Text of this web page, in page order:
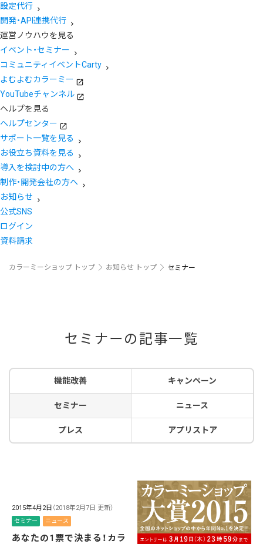
設定代行
開発・API連携代行
運営ノウハウを見る
イベント・セミナー
コミュニティイベントCarty
よむよむカラーミー
YouTubeチャンネル
ヘルプを見る
ヘルプセンター
サポート一覧を見る
お役立ち資料を見る
導入を検討中の方へ
制作・開発会社の方へ
お知らせ
公式SNS
ログイン
資料請求
カラーミーショップ トップ お知らせ トップ セミナー
セミナーの記事一覧
機能改善 キャンペーン
セミナー ニュース
プレス アプリストア
2015年4月2日 （2018年2月7日 更新）
セミナー ニュース
あなたの1票で決まる！カラ